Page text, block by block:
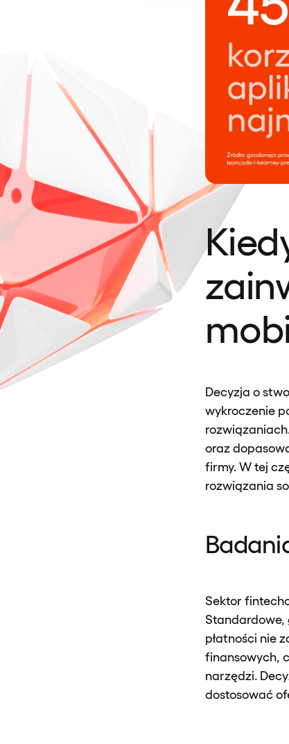
Decyzja o
wykroczenie
oraz
firmy. W tej
rozwiązania
Sektor
Standardowe,
płatności nie
finansowych,
narzędzi.
dostosować